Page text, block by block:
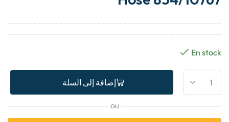
En stock
إضافة إلى السلة
OU